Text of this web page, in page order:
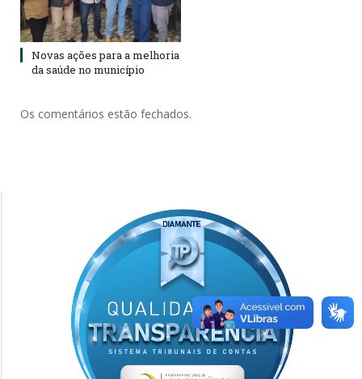
Novas ações para a melhoria
da saúde no município
Os comentários estão fechados.